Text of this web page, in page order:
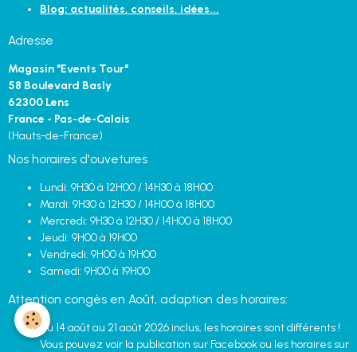
Blog: actualités, conseils, idées...
Adresse
Magasin "Events Tour"
58 Boulevard Basly
62300 Lens
France - Pas-de-Calais
(Hauts-de-France)
Nos horaires d'ouvetures
Lundi: 9H30 à 12H00 / 14H30 à 18H00
Mardi: 9H30 à 12H30 / 14H00 à 18H00
Mercredi: 9H30 à 12H30 / 14H00 à 18H00
Jeudi: 9H00 à 19H00
Vendredi: 9H00 à 19H00
Samedi: 9H00 à 19H00
Attention congès en Août, adaption des horaires:
Du 14 août au 21 août 2026 inclus, les horaires sont différents !
Vous pouvez voir la publication sur Facebook ou les horaires sur